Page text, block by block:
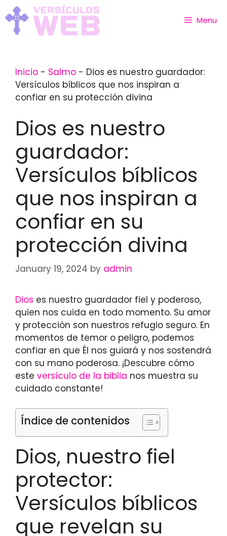
Skip
to
content
Menu
Inicio - Salmo - Dios es nuestro guardador:
Versículos bíblicos que nos inspiran a
confiar en su protección divina
Dios es nuestro
guardador:
Versículos bíblicos
que nos inspiran a
confiar en su
protección divina
January 19, 2024 by admin
Dios es nuestro guardador fiel y poderoso,
quien nos cuida en todo momento. Su amor
y protección son nuestros refugio seguro. En
momentos de temor o peligro, podemos
confiar en que Él nos guiará y nos sostendrá
con su mano poderosa. ¡Descubre cómo
este versículo de la biblia nos muestra su
cuidado constante!
Índice de contenidos
Dios, nuestro fiel
protector:
Versículos bíblicos
que revelan su